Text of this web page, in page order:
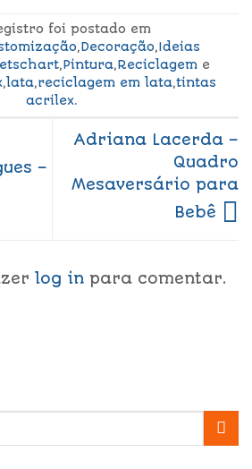
foi postado em
,Decoração,Ideias
,Pintura,Reciclagem e
,lata,reciclagem em lata,tintas
acrilex.
–
Adriana Lacerda –
Quadro
Mesaversário para
Bebê
log in para comentar.